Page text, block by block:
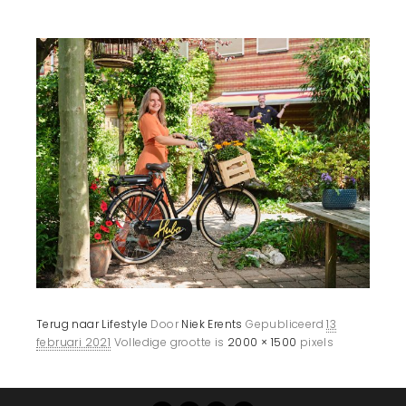
Terug naar Lifestyle Door Niek Erents Gepubliceerd13
februari 2021 Volledige grootte is 2000 × 1500 pixels